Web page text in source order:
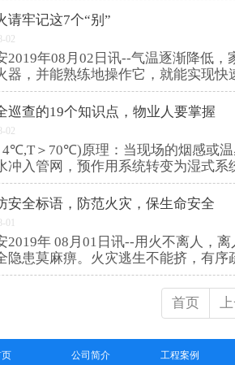
请牢记这7个“别”
02
2019年08月02日讯--气温逐渐降低
器，并能熟练地操作它，就能实现快
巡查的19个知识点，物业人要掌握
02
4℃,T＞70℃)原理：当现场的烟感或
冲入管网，预作用系统转变为湿式系
安全标语，防范火灾，保生命安全
2019年 08月01日讯--用火不离人，
隐患莫麻痹。火灾逃生不能挤，有序
首页
公司简介 工程案例